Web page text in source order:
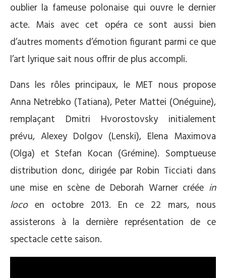
oublier la fameuse polonaise qui ouvre le dernier
acte. Mais avec cet opéra ce sont aussi bien
d’autres moments d’émotion figurant parmi ce que
l’art lyrique sait nous offrir de plus accompli.
Dans les rôles principaux, le MET nous propose
Anna Netrebko (Tatiana), Peter Mattei (Onéguine),
remplaçant Dmitri Hvorostovsky initialement
prévu, Alexey Dolgov (Lenski), Elena Maximova
(Olga) et Stefan Kocan (Grémine). Somptueuse
distribution donc, dirigée par Robin Ticciati dans
une mise en scène de Deborah Warner créée in
locoen octobre 2013. En ce 22 mars, nous
assisterons à la dernière représentation de ce
spectacle cette saison.